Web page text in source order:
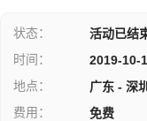
状态：
活动已结
时间：
2019-10-
地点：
广东 - 深
费用：
免费